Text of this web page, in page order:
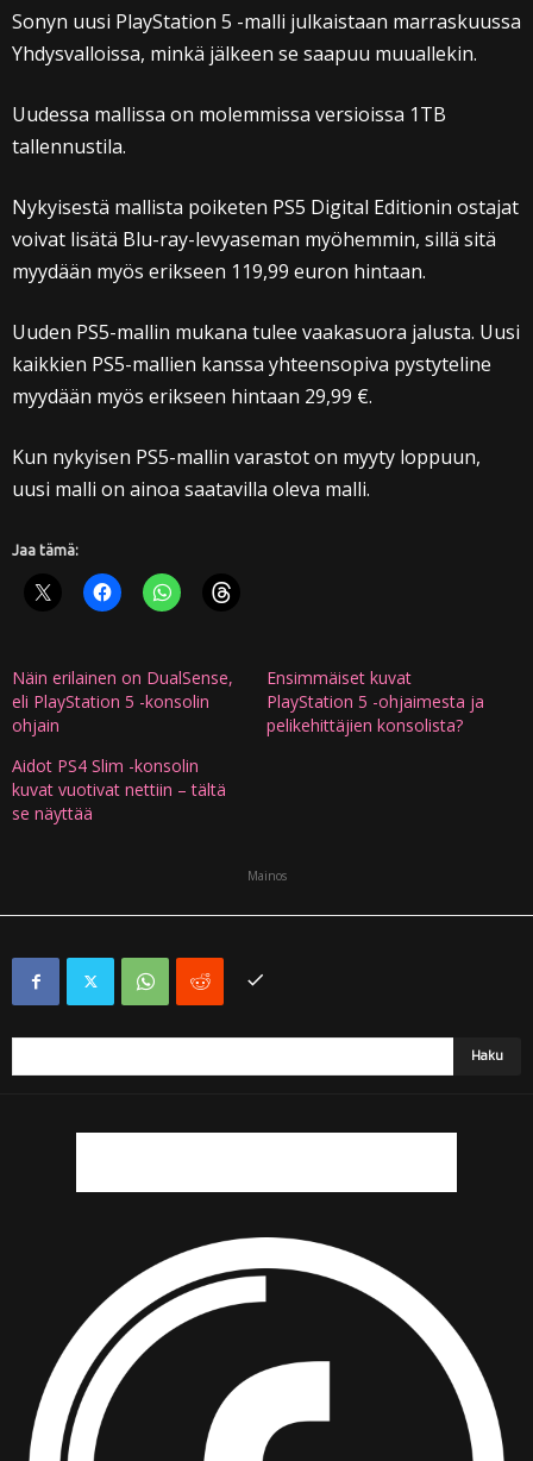
Sonyn uusi PlayStation 5 -malli julkaistaan marraskuussa
Yhdysvalloissa, minkä jälkeen se saapuu muuallekin.
Uudessa mallissa on molemmissa versioissa 1TB
tallennustila.
Nykyisestä mallista poiketen PS5 Digital Editionin ostajat
voivat lisätä Blu-ray-levyaseman myöhemmin, sillä sitä
myydään myös erikseen 119,99 euron hintaan.
Uuden PS5-mallin mukana tulee vaakasuora jalusta. Uusi
kaikkien PS5-mallien kanssa yhteensopiva pystyteline
myydään myös erikseen hintaan 29,99 €.
Kun nykyisen PS5-mallin varastot on myyty loppuun,
uusi malli on ainoa saatavilla oleva malli.
Jaa tämä:
Näin erilainen on DualSense,
eli PlayStation 5 -konsolin
ohjain
Ensimmäiset kuvat
PlayStation 5 -ohjaimesta ja
pelikehittäjien konsolista?
Aidot PS4 Slim -konsolin
kuvat vuotivat nettiin – tältä
se näyttää
Mainos